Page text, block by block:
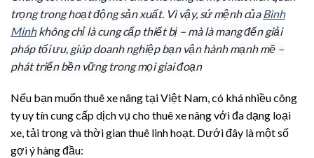
trọng trong hoạt động sản xuất. Vì vậy, sứ mệnh của Bình
Minh không chỉ là cung cấp thiết bị – mà là mang đến giải
pháp tối ưu, giúp doanh nghiệp bạn vận hành mạnh mẽ –
phát triển bền vững trong mọi giai đoạn
Nếu bạn muốn thuê xe nâng tại Việt Nam, có khá nhiều công
ty uy tín cung cấp dịch vụ cho thuê xe nâng với đa dạng loại
xe, tải trọng và thời gian thuê linh hoạt. Dưới đây là một số
gợi ý hàng đầu: